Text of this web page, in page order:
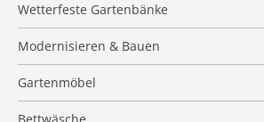
Wetterfeste Gartenbänke
Modernisieren & Bauen
Gartenmöbel